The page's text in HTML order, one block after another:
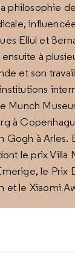
philosophie
Ellul et
à
et son
Munch
à
Gogh à Arles.
le prix Villa
le Prix
et le Xiaomi